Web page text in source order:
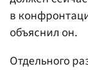
в
объяснил он.
Отдельного